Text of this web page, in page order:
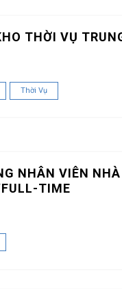
THỜI VỤ
Thời Vụ
NHÂN VIÊN NHÀ
TIME